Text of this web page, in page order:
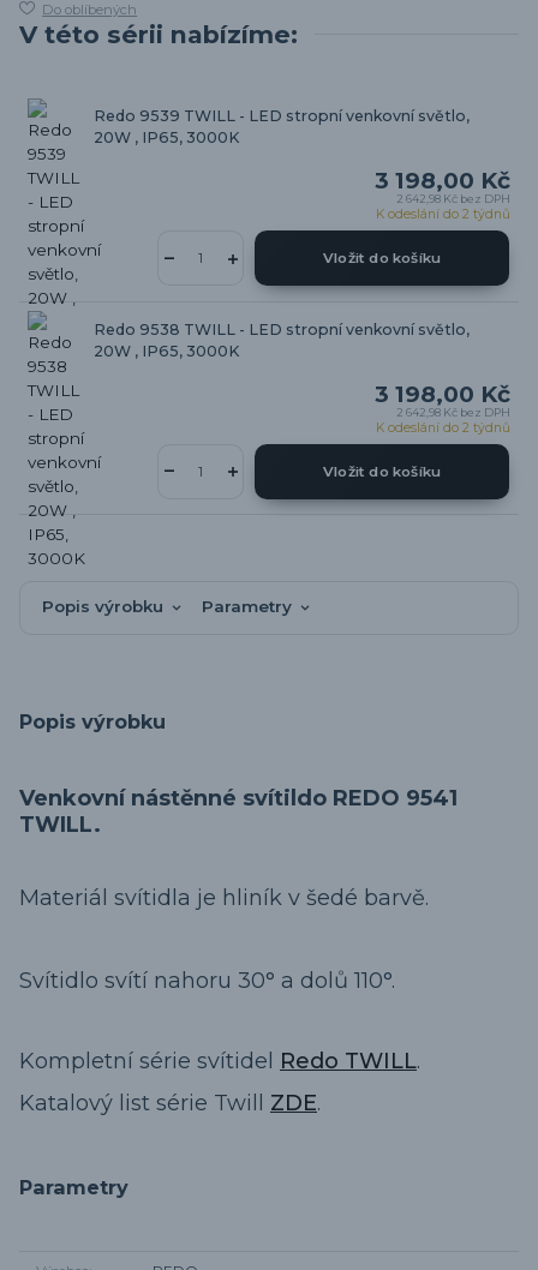
Do oblíbených
V této sérii nabízíme:
Redo 9539 TWILL - LED stropní venkovní světlo,
20W , IP65, 3000K
3 198,00 Kč
2 642,98 Kč bez DPH
K odeslání do 2 týdnů
Vložit do košíku
Redo 9538 TWILL - LED stropní venkovní světlo,
20W , IP65, 3000K
3 198,00 Kč
2 642,98 Kč bez DPH
K odeslání do 2 týdnů
Vložit do košíku
Popis výrobku Parametry
Popis výrobku
Venkovní nástěnné svítildo REDO 9541
TWILL.
Materiál svítidla je hliník v šedé barvě.
Svítidlo svítí nahoru 30° a dolů 110°.
Kompletní série svítidel Redo TWILL.
Katalový list série Twill ZDE.
Parametry